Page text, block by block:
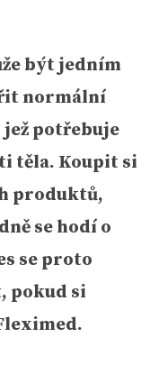
být jedním
normální
jež potřebuje
těla. Koupit si
produktů,
se hodí o
se proto
pokud si